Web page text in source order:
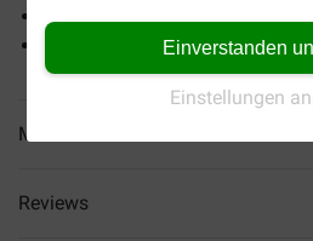
Einverstanden
Einstellungen
Geruchlos
Mehr Produktinfos
Reviews